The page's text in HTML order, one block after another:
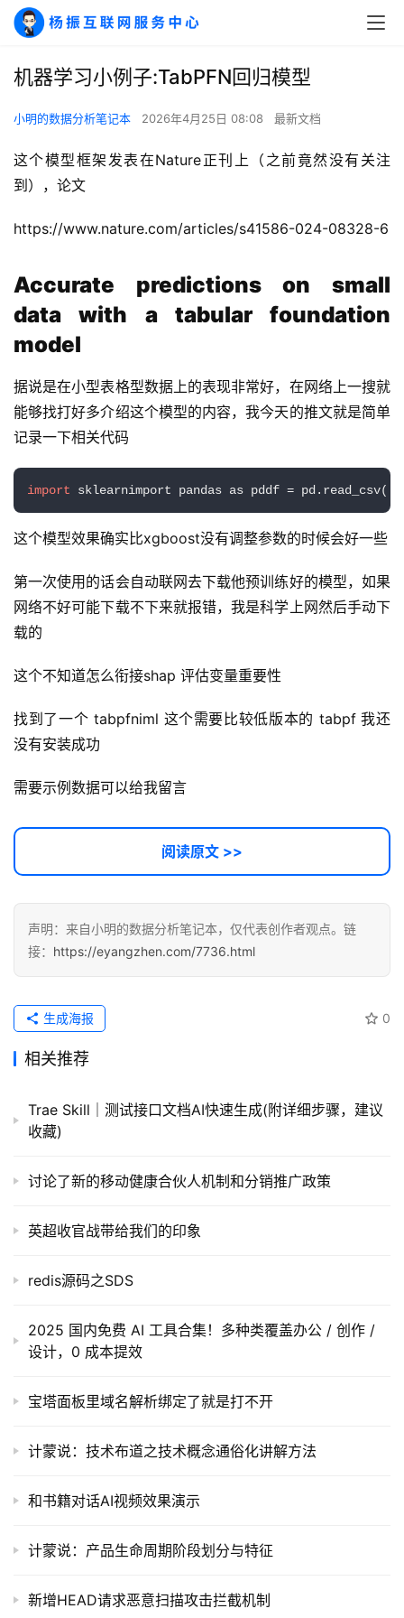
A
实
干
群
营
记
录
经
教
程
软
务
项
目
A
提
词
源
码
常
链
接
登录 注册
机器学习小例子:TabPFN回归模型
小明的数据分析笔记本 2026年4月25日 08:08 最新文档
这个模型框架发表在Nature正刊上（之前竟然没有关注
到），论文
https://www.nature.com/articles/s41586-024-08328-6
Accurate predictions on small
data with a tabular foundation
model
据说是在小型表格型数据上的表现非常好，在网络上一搜就
能够找打好多介绍这个模型的内容，我今天的推文就是简单
记录一下相关代码
import sklearnimport pandas as pddf = pd.read_csv(
这个模型效果确实比xgboost没有调整参数的时候会好一些
第一次使用的话会自动联网去下载他预训练好的模型，如果
网络不好可能下载不下来就报错，我是科学上网然后手动下
载的
这个不知道怎么衔接shap 评估变量重要性
找到了一个 tabpfniml 这个需要比较低版本的 tabpf 我还
没有安装成功
需要示例数据可以给我留言
阅读原文 >>
声明：来自小明的数据分析笔记本，仅代表创作者观点。链
接： https://eyangzhen.com/7736.html
0
生成海报
相关推荐
Trae Skill｜测试接口文档AI快速生成(附详细步骤，建议
收藏)
讨论了新的移动健康合伙人机制和分销推广政策
英超收官战带给我们的印象
redis源码之SDS
2025 国内免费 AI 工具合集！多种类覆盖办公 / 创作 /
设计，0 成本提效
宝塔面板里域名解析绑定了就是打不开
计蒙说：技术布道之技术概念通俗化讲解方法
和书籍对话AI视频效果演示
计蒙说：产品生命周期阶段划分与特征
新增HEAD请求恶意扫描攻击拦截机制